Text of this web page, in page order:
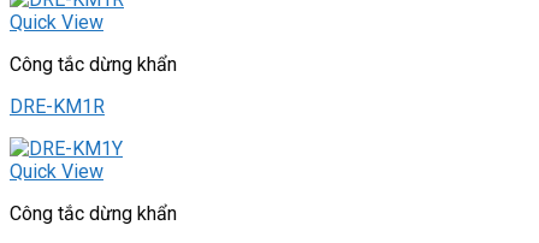
Quick View
Công tắc dừng khẩn
DRE-KM1R
Quick View
Công tắc dừng khẩn